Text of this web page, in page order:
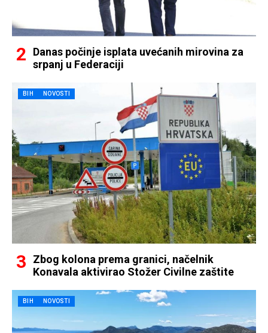
Danas počinje isplata uvećanih mirovina za
srpanj u Federaciji
BIH NOVOSTI
Zbog kolona prema granici, načelnik
Konavala aktivirao Stožer Civilne zaštite
BIH NOVOSTI